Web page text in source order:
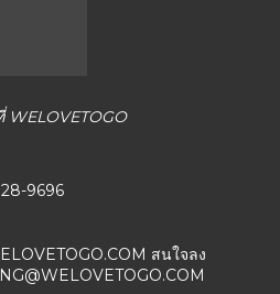
WELOVETOGO
9696
สนใจลง